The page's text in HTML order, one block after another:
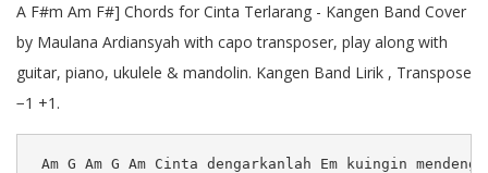
A F#m Am F#] Chords for Cinta Terlarang - Kangen Band Cover
by Maulana Ardiansyah with capo transposer, play along with
guitar, piano, ukulele & mandolin. Kangen Band Lirik , Transpose
−1 +1.
Am G Am G Am Cinta dengarkanlah Em kuingin